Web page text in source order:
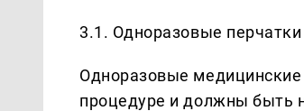
3.1. Одноразовые перчатки
Одноразовые медицинские
процедуре и должны быть